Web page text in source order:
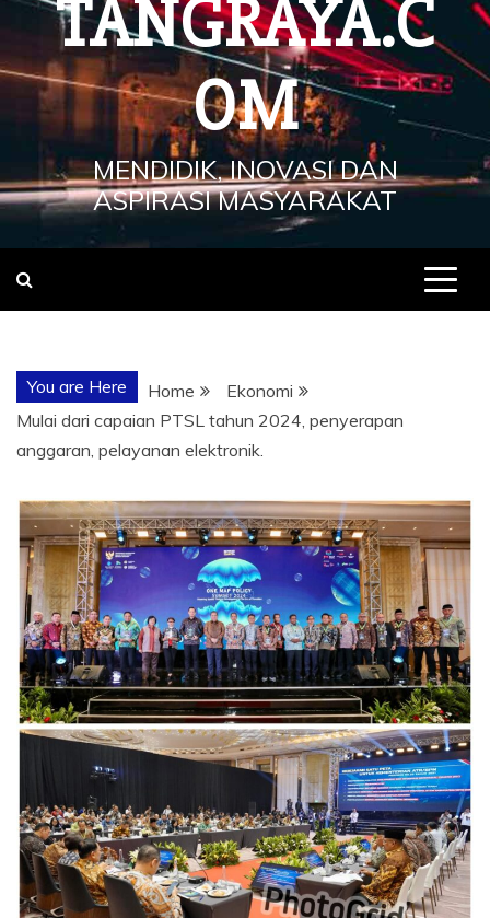
TANGRAYA.C
OM
MENDIDIK, INOVASI DAN
ASPIRASI MASYARAKAT
You are Here Home
Ekonomi
Mulai dari capaian PTSL tahun 2024, penyerapan
anggaran, pelayanan elektronik.